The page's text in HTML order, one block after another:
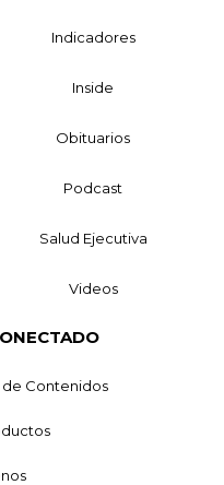
Indicadores
Inside
Obituarios
Podcast
Salud Ejecutiva
Videos
Contenidos